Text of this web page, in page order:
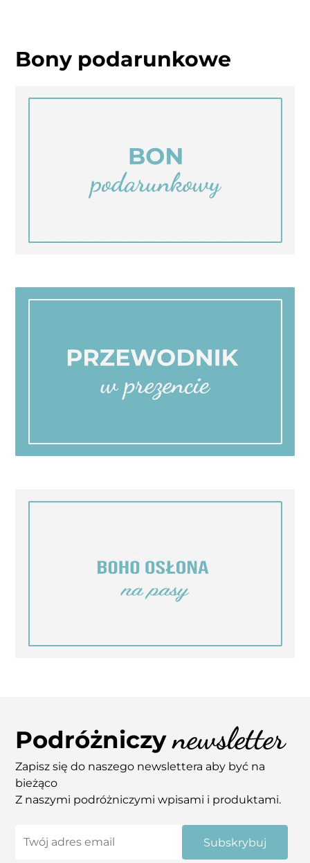
Bony podarunkowe
Podróżniczynewsletter
Zapisz się do naszego newslettera aby być na
bieżąco
Z naszymi podróżniczymi wpisami i produktami.
Subskrybuj